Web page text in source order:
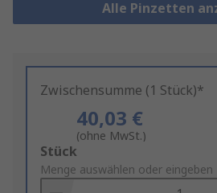
Alle Pinzetten
Zwischensumme (1 Stück)*
40,03 €
(ohne MwSt.)
Add
to
Stück
Menge auswählen oder eingeben